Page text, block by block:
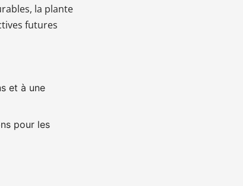
la plante
futures
et à une
pour les